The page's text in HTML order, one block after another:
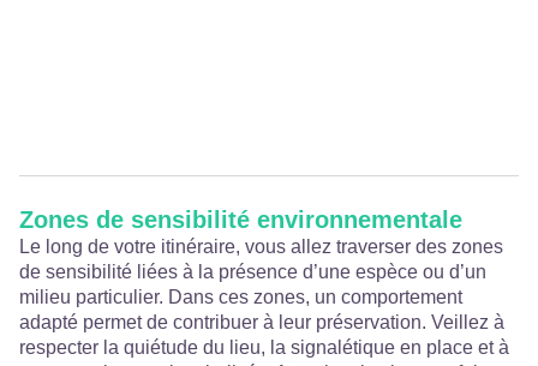
Zones de sensibilité environnementale
Le long de votre itinéraire, vous allez traverser des zones
de sensibilité liées à la présence d’une espèce ou d’un
milieu particulier. Dans ces zones, un comportement
adapté permet de contribuer à leur préservation. Veillez à
respecter la quiétude du lieu, la signalétique en place et à